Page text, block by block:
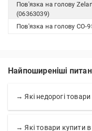
Пов'язка на голову
(06363039)
Пов'язка на голову CO-
Найпоширеніші
→ Які недорогі
→ Які товари купити в